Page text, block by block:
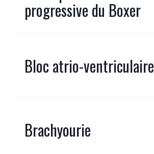
progressive du Boxer
Bloc atrio-ventriculaire
Brachyourie